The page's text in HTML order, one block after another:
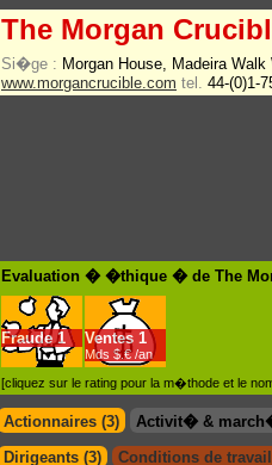
The Morgan
Si�ge : Morgan House, Madeira
www.morgancrucible.com tel. 44-(0)1-
Evaluation � �thique � de The
Fraude 1 Ventes 1
Mds $.€ /an
[cliquez sur le rating pour la m�thode et le
Actionnaires (3) Activit� &
Dirigeants (3)
Conditions de